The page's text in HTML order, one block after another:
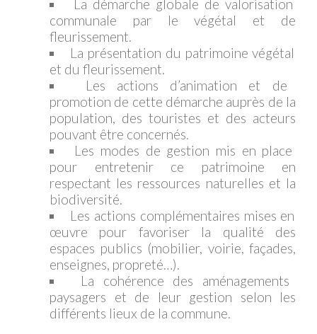
La démarche globale de valorisation
communale par le végétal et de
fleurissement.
La présentation du patrimoine végétal
et du fleurissement.
Les actions d’animation et de
promotion de cette démarche auprès de la
population, des touristes et des acteurs
pouvant être concernés.
Les modes de gestion mis en place
pour entretenir ce patrimoine en
respectant les ressources naturelles et la
biodiversité.
Les actions complémentaires mises en
œuvre pour favoriser la qualité des
espaces publics (mobilier, voirie, façades,
enseignes, propreté…).
La cohérence des aménagements
paysagers et de leur gestion selon les
différents lieux de la commune.